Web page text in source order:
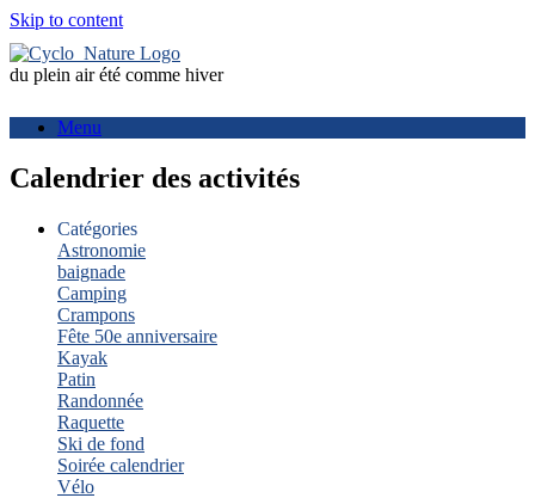
Skip to content
du plein air été comme hiver
Menu
Calendrier des activités
Catégories
Astronomie
baignade
Camping
Crampons
Fête 50e anniversaire
Kayak
Patin
Randonnée
Raquette
Ski de fond
Soirée calendrier
Vélo